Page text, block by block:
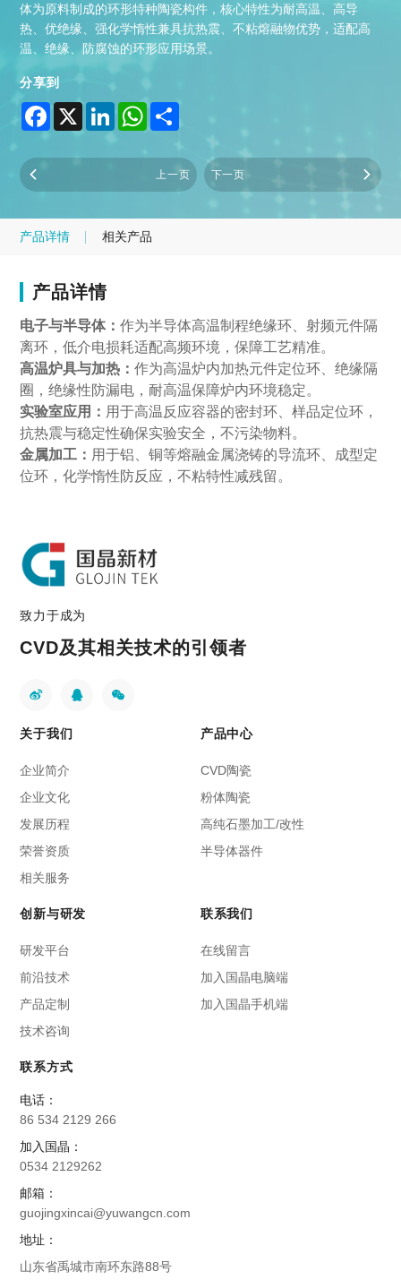
体为原料制成的环形特种陶瓷构件，核心特性为耐高温、高导
热、优绝缘、强化学惰性兼具抗热震、不粘熔融物优势，适配高
温、绝缘、防腐蚀的环形应用场景。
分享到
Facebook
X LinkedInWhatsApp
上一页 下一页
产品详情 相关产品
产品详情
电子与半导体：作为半导体高温制程绝缘环、射频元件隔
离环，低介电损耗适配高频环境，保障工艺精准。
高温炉具与加热：作为高温炉内加热元件定位环、绝缘隔
圈，绝缘性防漏电，耐高温保障炉内环境稳定。
实验室应用： 用于高温反应容器的密封环、样品定位环，
抗热震与稳定性确保实验安全，不污染物料。
金属加工： 用于铝、铜等熔融金属浇铸的导流环、成型定
位环，化学惰性防反应，不粘特性减残留。
致力于成为
CVD及其相关技术的引领者
关于我们
企业简介
企业文化
发展历程
荣誉资质
相关服务
产品中心
CVD陶瓷
粉体陶瓷
高纯石墨加工/改性
半导体器件
创新与研发
研发平台
前沿技术
产品定制
技术咨询
联系我们
在线留言
加入国晶电脑端
加入国晶手机端
联系方式
电话：
86 534 2129 266
加入国晶：
0534 2129262
邮箱：
guojingxincai@yuwangcn.com
地址：
山东省禹城市南环东路88号